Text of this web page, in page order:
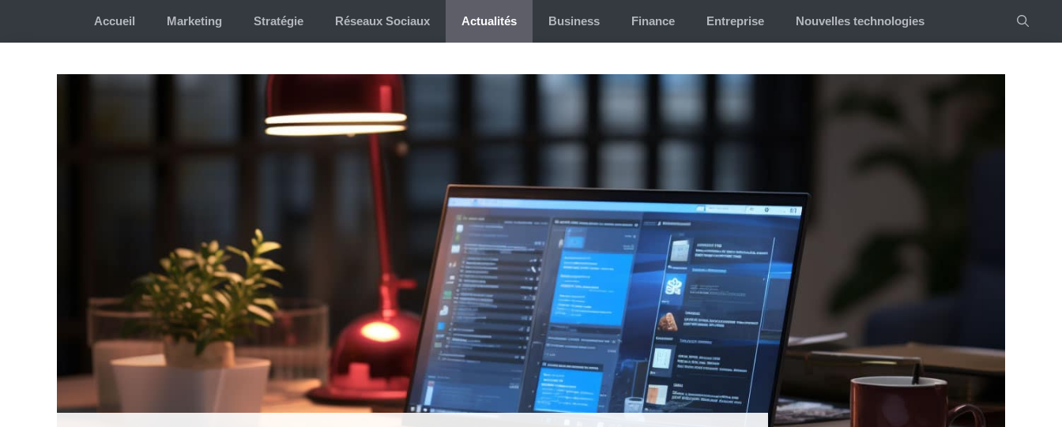
Accueil Marketing Stratégie Réseaux Sociaux Actualités Business Finance Entreprise Nouvelles technologies